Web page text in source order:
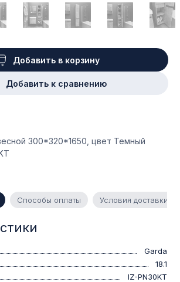
300*320*1650, цвет Темный
Добавить в корзину
Добавить к сравнению
Способы оплаты Условия доставки
Garda
18.1
IZ-PN30KT